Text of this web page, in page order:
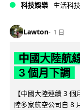
科技娛樂 生活科技
Lawton 1 日
中國大陸航
3 個月下調
【中國大陸連續 3
陸多家航空公司自 8